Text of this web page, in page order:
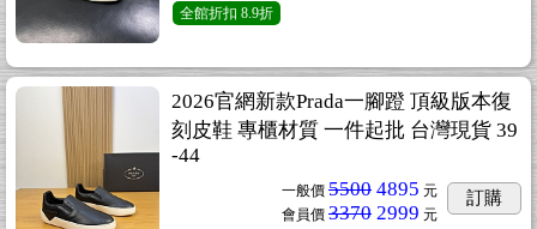
全館折扣 8.9折
2026官網新款Prada一腳蹬 頂級版本復
刻皮鞋 專櫃材質 一件起批 台灣現貨 39
-44
一般價 5500 4895 元
會員價 3370 2999 元
訂購